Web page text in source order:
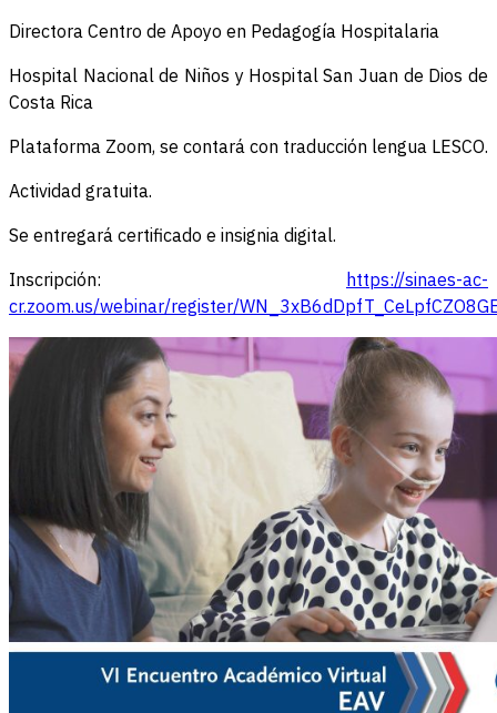
Directora Centro de Apoyo en Pedagogía Hospitalaria
Hospital Nacional de Niños y Hospital San Juan de Dios de
Costa Rica
Plataforma Zoom, se contará con traducción lengua LESCO.
Actividad gratuita.
Se entregará certificado e insignia digital.
Inscripción:
https://sinaes-ac-
cr.zoom.us/webinar/register/